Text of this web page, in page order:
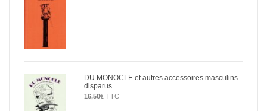
DU MONOCLE et autres accessoires masculins
disparus
16,50€ TTC